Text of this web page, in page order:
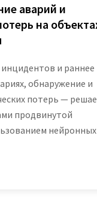
аварий и
на
и раннее
обнаружение и
потерь —
продвинутой
нейронных